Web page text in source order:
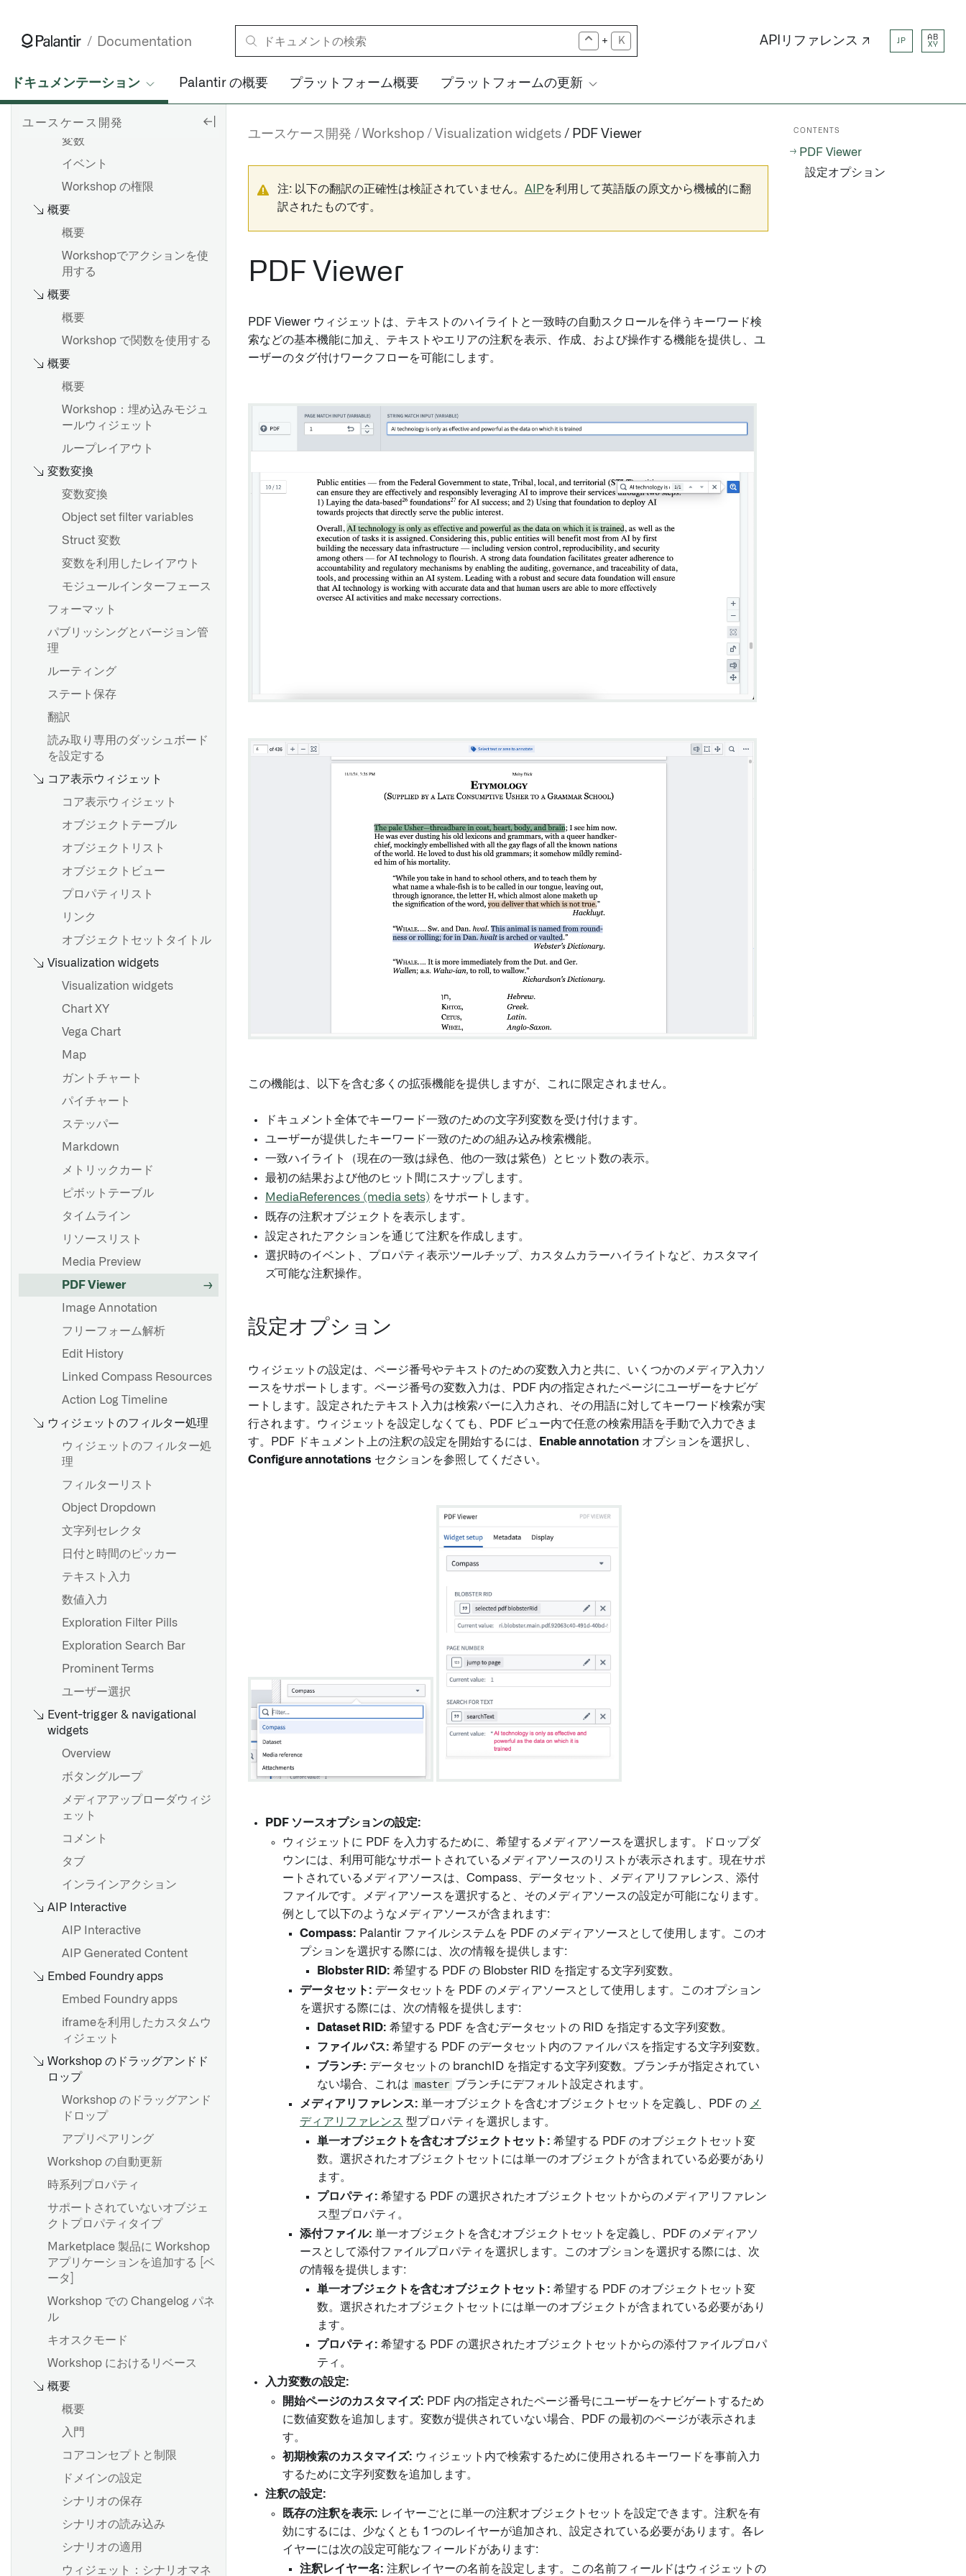
Documentation + K APIリファレンス ↗ JP
AB
XY
ドキュメンテーション Palantir の概要 プラットフォーム概要 プラットフォームの更新
ユースケース開発
例示アプリケーション
ウィジェット
変数
イベント
Workshop の権限
概要
概要
Workshopでアクションを使
用する
概要
概要
Workshop で関数を使用する
概要
概要
Workshop：埋め込みモジュ
ールウィジェット
ループレイアウト
変数変換
変数変換
Object set filter variables
Struct 変数
変数を利用したレイアウト
モジュールインターフェース
フォーマット
パブリッシングとバージョン管
理
ルーティング
ステート保存
翻訳
読み取り専用のダッシュボード
を設定する
コア表示ウィジェット
コア表示ウィジェット
オブジェクトテーブル
オブジェクトリスト
オブジェクトビュー
プロパティリスト
リンク
オブジェクトセットタイトル
Visualization widgets
Visualization widgets
Chart XY
Vega Chart
Map
ガントチャート
パイチャート
ステッパー
Markdown
メトリックカード
ピボットテーブル
タイムライン
リソースリスト
Media Preview
PDF Viewer
Image Annotation
フリーフォーム解析
Edit History
Linked Compass Resources
Action Log Timeline
ウィジェットのフィルター処理
ウィジェットのフィルター処
理
フィルターリスト
Object Dropdown
文字列セレクタ
日付と時間のピッカー
テキスト入力
数値入力
Exploration Filter Pills
Exploration Search Bar
Prominent Terms
ユーザー選択
Event-trigger & navigational
widgets
Overview
ボタングループ
メディアアップローダウィジ
ェット
コメント
タブ
インラインアクション
AIP Interactive
AIP Interactive
AIP Generated Content
Embed Foundry apps
Embed Foundry apps
iframeを利用したカスタムウ
ィジェット
Workshop のドラッグアンドド
ロップ
Workshop のドラッグアンド
ドロップ
アプリペアリング
Workshop の自動更新
時系列プロパティ
サポートされていないオブジェ
クトプロパティタイプ
Marketplace 製品に Workshop
アプリケーションを追加する [ベ
ータ]
Workshop での Changelog パネ
ル
キオスクモード
Workshop におけるリベース
概要
概要
入門
コアコンセプトと制限
ドメインの設定
シナリオの保存
シナリオの読み込み
シナリオの適用
ウィジェット：シナリオマネ
ユースケース開発 Workshop Visualization widgets PDF Viewer
注: 以下の翻訳の正確性は検証されていません。 AIPを利用して英語版の原文から機械的に翻
訳されたものです。
PDF Viewer
PDF Viewer ウィジェットは、テキストのハイライトと一致時の自動スクロールを伴うキーワード検
索などの基本機能に加え、テキストやエリアの注釈を表示、作成、および操作する機能を提供し、ユ
ーザーのタグ付けワークフローを可能にします。
この機能は、以下を含む多くの拡張機能を提供しますが、これに限定されません。
ドキュメント全体でキーワード一致のための文字列変数を受け付けます。
ユーザーが提供したキーワード一致のための組み込み検索機能。
一致ハイライト（現在の一致は緑色、他の一致は紫色）とヒット数の表示。
最初の結果および他のヒット間にスナップします。
MediaReferences (media sets) をサポートします。
既存の注釈オブジェクトを表示します。
設定されたアクションを通じて注釈を作成します。
選択時のイベント、プロパティ表示ツールチップ、カスタムカラーハイライトなど、カスタマイ
ズ可能な注釈操作。
設定オプション
ウィジェットの設定は、ページ番号やテキストのための変数入力と共に、いくつかのメディア入力ソ
ースをサポートします。ページ番号の変数入力は、PDF 内の指定されたページにユーザーをナビゲ
ートします。設定されたテキスト入力は検索バーに入力され、その用語に対してキーワード検索が実
行されます。ウィジェットを設定しなくても、PDF ビュー内で任意の検索用語を手動で入力できま
す。PDF ドキュメント上の注釈の設定を開始するには、
Enable annotation オプションを選択し、
Configure annotations セクションを参照してください。
PDF ソースオプションの設定:
ウィジェットに PDF を入力するために、希望するメディアソースを選択します。ドロップダ
ウンには、利用可能なサポートされているメディアソースのリストが表示されます。現在サポ
ートされているメディアソースは、Compass、データセット、メディアリファレンス、添付
ファイルです。メディアソースを選択すると、そのメディアソースの設定が可能になります。
例として以下のようなメディアソースが含まれます:
Compass: Palantir ファイルシステムを PDF のメディアソースとして使用します。このオ
プションを選択する際には、次の情報を提供します:
Blobster RID: 希望する PDF の Blobster RID を指定する文字列変数。
データセット: データセットを PDF のメディアソースとして使用します。このオプション
を選択する際には、次の情報を提供します:
Dataset RID: 希望する PDF を含むデータセットの RID を指定する文字列変数。
ファイルパス: 希望する PDF のデータセット内のファイルパスを指定する文字列変数。
ブランチ: データセットの branchID を指定する文字列変数。ブランチが指定されてい
ない場合、これは master ブランチにデフォルト設定されます。
メディアリファレンス: 単一オブジェクトを含むオブジェクトセットを定義し、PDF の メ
ディアリファレンス 型プロパティを選択します。
単一オブジェクトを含むオブジェクトセット: 希望する PDF のオブジェクトセット変
数。選択されたオブジェクトセットには単一のオブジェクトが含まれている必要があり
ます。
プロパティ: 希望する PDF の選択されたオブジェクトセットからのメディアリファレン
ス型プロパティ。
添付ファイル: 単一オブジェクトを含むオブジェクトセットを定義し、PDF のメディアソ
ースとして添付ファイルプロパティを選択します。このオプションを選択する際には、次
の情報を提供します:
単一オブジェクトを含むオブジェクトセット: 希望する PDF のオブジェクトセット変
数。選択されたオブジェクトセットには単一のオブジェクトが含まれている必要があり
ます。
プロパティ: 希望する PDF の選択されたオブジェクトセットからの添付ファイルプロパ
ティ。
入力変数の設定:
開始ページのカスタマイズ: PDF 内の指定されたページ番号にユーザーをナビゲートするため
に数値変数を追加します。変数が提供されていない場合、PDF の最初のページが表示されま
す。
初期検索のカスタマイズ: ウィジェット内で検索するために使用されるキーワードを事前入力
するために文字列変数を追加します。
注釈の設定:
既存の注釈を表示: レイヤーごとに単一の注釈オブジェクトセットを設定できます。注釈を有
効にするには、少なくとも 1 つのレイヤーが追加され、設定されている必要があります。各レ
イヤーには次の設定可能なフィールドがあります:
注釈レイヤー名: 注釈レイヤーの名前を設定します。この名前フィールドはウィジェットの
CONTENTS
PDF Viewer
設定オプション